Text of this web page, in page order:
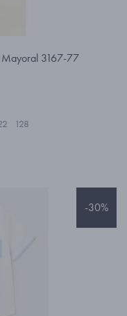
Mayoral 3167-77
128
-30%